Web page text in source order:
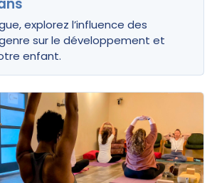
explorez l’influence des
sur le développement et
enfant.